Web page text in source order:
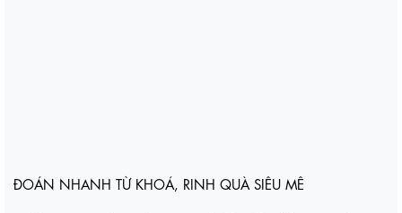
ĐOÁN NHANH TỪ KHOÁ, RINH QUÀ SIÊU MÊ